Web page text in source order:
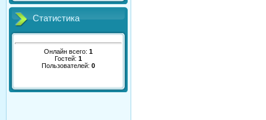
Статистика
Онлайн всего: 1
Гостей: 1
Пользователей: 0